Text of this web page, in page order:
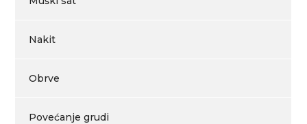
Nakit
Obrve
Povećanje grudi